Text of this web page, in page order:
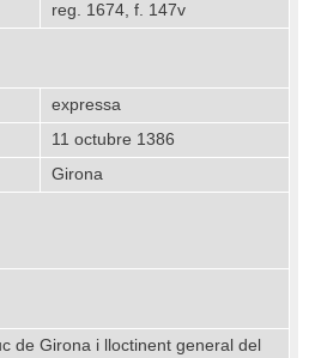
reg. 1674, f. 147v
expressa
11 octubre 1386
Girona
de Girona i lloctinent general del